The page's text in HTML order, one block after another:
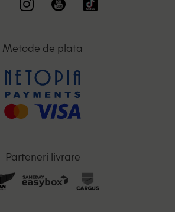
Metode de plata
Parteneri livrare